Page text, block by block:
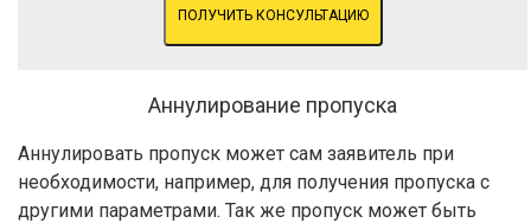
ПОЛУЧИТЬ КОНСУЛЬТАЦИЮ
Аннулирование пропуска
Аннулировать пропуск может сам заявитель при
необходимости, например, для получения пропуска с
другими параметрами. Так же пропуск может быть